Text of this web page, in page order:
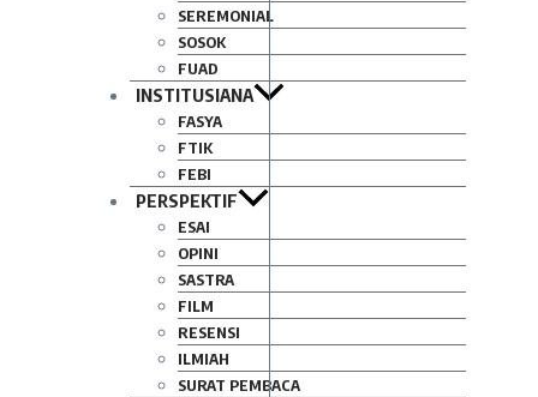
SEREMONIAL
SOSOK
FUAD
INSTITUSIANA
FASYA
FTIK
FEBI
PERSPEKTIF
ESAI
OPINI
SASTRA
FILM
RESENSI
ILMIAH
SURAT PEMBACA